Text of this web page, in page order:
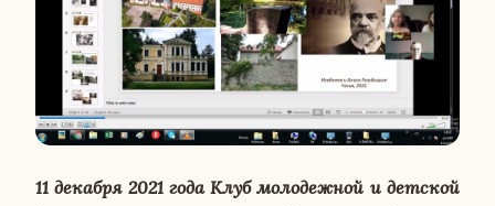
11 де­каб­ря 2021 года Клуб мо­ло­деж­ной и дет­ской